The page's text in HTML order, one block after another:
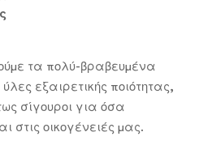
τα πολύ-βραβευμένα
εξαιρετικής ποιότητας,
σίγουροι για όσα
στις οικογένειές μας.